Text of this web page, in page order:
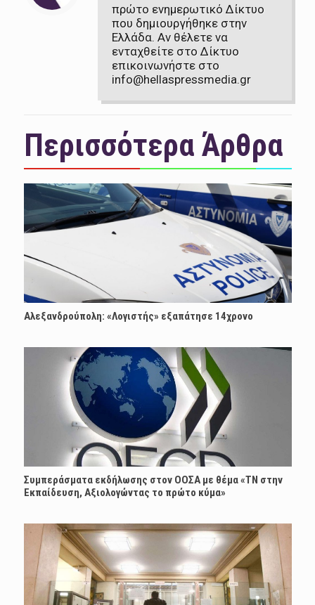
πρώτο ενημερωτικό Δίκτυο
που δημιουργήθηκε στην
Ελλάδα. Αν θέλετε να
ενταχθείτε στο Δίκτυο
επικοινωνήστε στο
info@hellaspressmedia.gr
Περισσότερα Άρθρα
Αλεξανδρούπολη: «Λογιστής» εξαπάτησε 14χρονο
Συμπεράσματα εκδήλωσης στον ΟΟΣΑ με θέμα «ΤΝ στην
Εκπαίδευση, Αξιολογώντας το πρώτο κύμα»